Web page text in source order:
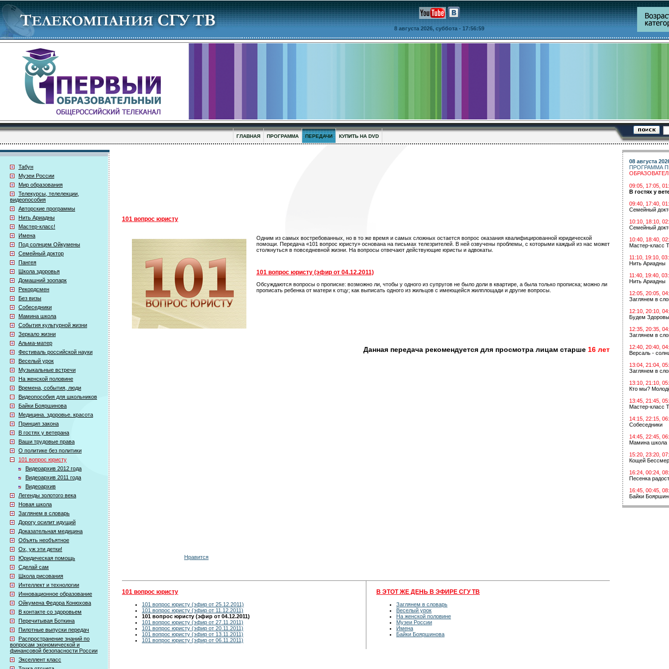
8 августа 2026, суббота - 17:56:59
ГЛАВНАЯ ПРОГРАММА ПЕРЕДАЧИ КУПИТЬ НА DVD
Табун
Музеи России
Мир образования
Телекурсы, телелекции,
видеопособия
Авторские программы
Нить Ариадны
Мастер-класс!
Имена
Под солнцем Ойкумены
Семейный доктор
Пангея
Школа здоровья
Домашний зоопарк
Рекордсмен
Без визы
Собеседники
Мамина школа
События культурной жизни
Зеркало жизни
Альма-матер
Фестиваль российской науки
Веселый урок
Музыкальные встречи
На женской половине
Времена, события, люди
Видеопособия для школьников
Байки Бояршинова
Медицина. здоровье. красота
Принцип закона
В гостях у ветерана
Ваши трудовые права
О политике без политики
101 вопрос юристу
Видеоархив 2012 года
Видеоархив 2011 года
Видеоархив
Легенды золотого века
Новая школа
Заглянем в словарь
Дорогу осилит идущий
Доказательная медицина
Объять необъятное
Ох, уж эти детки!
Юридическая помощь
Сделай сам
Школа рисования
Интеллект и технологии
Инновационное образование
Ойкумена Федора Конюхова
В контакте со здоровьем
Перечитывая Боткина
Пилотные выпуски передач
Распространение знаний по
вопросам экономической и
финансовой безопасности России
Экселлент класс
101 вопрос юристу
Одним из самых востребованных, но в то же время и самых сложных остается вопрос оказания квалифицированной юридической
помощи. Передача «101 вопрос юристу» основана на письмах телезрителей. В ней озвучены проблемы, с которыми каждый из нас может
столкнуться в повседневной жизни. На вопросы отвечают действующие юристы и адвокаты.
101 вопрос юристу (эфир от 04.12.2011)
Обсуждаются вопросы о прописке: возможно ли, чтобы у одного из супругов не было доли в квартире, а была только прописка; можно ли
прописать ребенка от матери к отцу; как выписать одного из жильцов с имеющейся жилплощади и другие вопросы.
Данная передача рекомендуется для просмотра лицам старше 16 лет
Нравится
101 вопрос юристу
101 вопрос юристу (эфир от 25.12.2011)
101 вопрос юристу (эфир от 11.12.2011)
101 вопрос юристу (эфир от 04.12.2011)
101 вопрос юристу (эфир от 27.11.2011)
101 вопрос юристу (эфир от 20.11.2011)
101 вопрос юристу (эфир от 13.11.2011)
101 вопрос юристу (эфир от 06.11.2011)
В ЭТОТ ЖЕ ДЕНЬ В ЭФИРЕ СГУ ТВ
Заглянем в словарь
Веселый урок
На женской половине
Музеи России
Имена
Байки Бояршинова
08 августа
ПРОГРАММА
09:05, 17:05,
В гостях у
09:40, 17:40,
Семейный
10:10, 18:10,
Семейный
10:40, 18:40,
Мастер-класс
11:10, 19:10,
Нить Ариадны
11:40, 19:40,
Нить Ариадны
12:05, 20:05,
Заглянем в
12:10, 20:10,
Будем
12:35, 20:35,
Заглянем в
12:40, 20:40,
Версаль -
13:04, 21:04,
Заглянем в
13:10, 21:10,
Кто мы?
13:45, 21:45,
Мастер-класс
14:15, 22:15,
Собеседники
14:45, 22:45,
Мамина школа
15:20, 23:20,
Кощей
16:24, 00:24,
Песенка
16:45, 00:45,
Байки